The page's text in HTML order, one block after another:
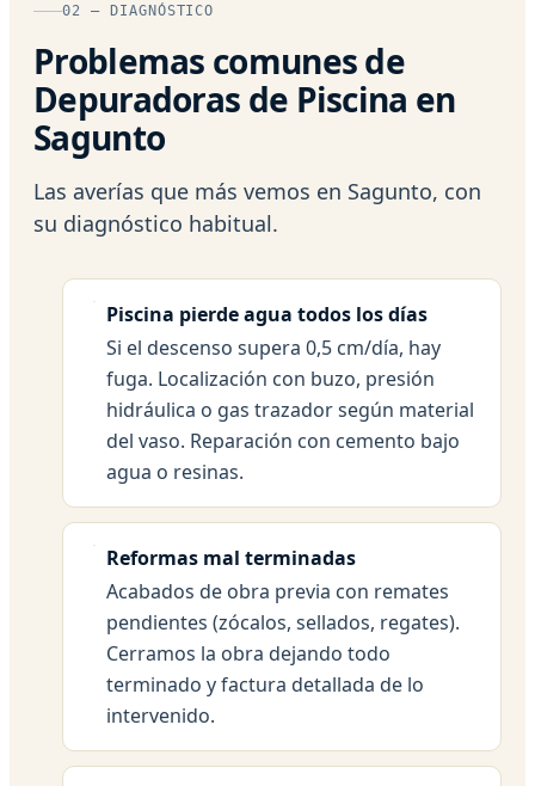
02 — DIAGNÓSTICO
Problemas comunes de
Depuradoras de Piscina en
Sagunto
Las averías que más vemos en Sagunto, con
su diagnóstico habitual.
Piscina pierde agua todos los días
Si el descenso supera 0,5 cm/día, hay
fuga. Localización con buzo, presión
hidráulica o gas trazador según material
del vaso. Reparación con cemento bajo
agua o resinas.
Reformas mal terminadas
Acabados de obra previa con remates
pendientes (zócalos, sellados, regates).
Cerramos la obra dejando todo
terminado y factura detallada de lo
intervenido.